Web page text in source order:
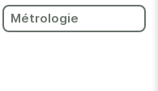
Métrologie